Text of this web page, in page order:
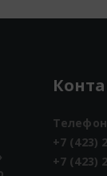
+7 (423)
+7 (423)